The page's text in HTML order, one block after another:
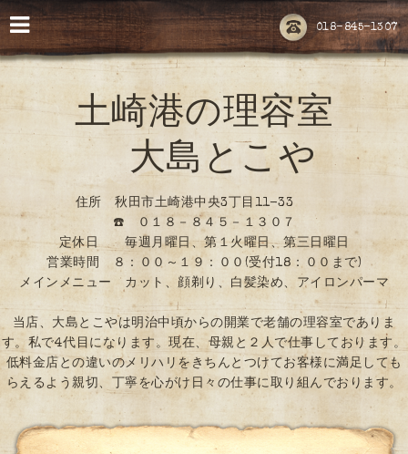
018-845-1307
土崎港の理容室
大島とこや
住所 秋田市土崎港中央3丁目11-33
☎️ ０１８－８４５－１３０７
定休日 毎週月曜日、第１火曜日、第三日曜日
営業時間 ８：００～１９：００(受付18：００まで)
メインメニュー カット、顔剃り、白髪染め、アイロンパーマ
当店、大島とこやは明治中頃からの開業で老舗の理容室でありま
す。私で4代目になります。現在、母親と２人で仕事しております。
低料金店との違いのメリハリをきちんとつけてお客様に満足しても
らえるよう親切、丁寧を心がけ日々の仕事に取り組んでおります。